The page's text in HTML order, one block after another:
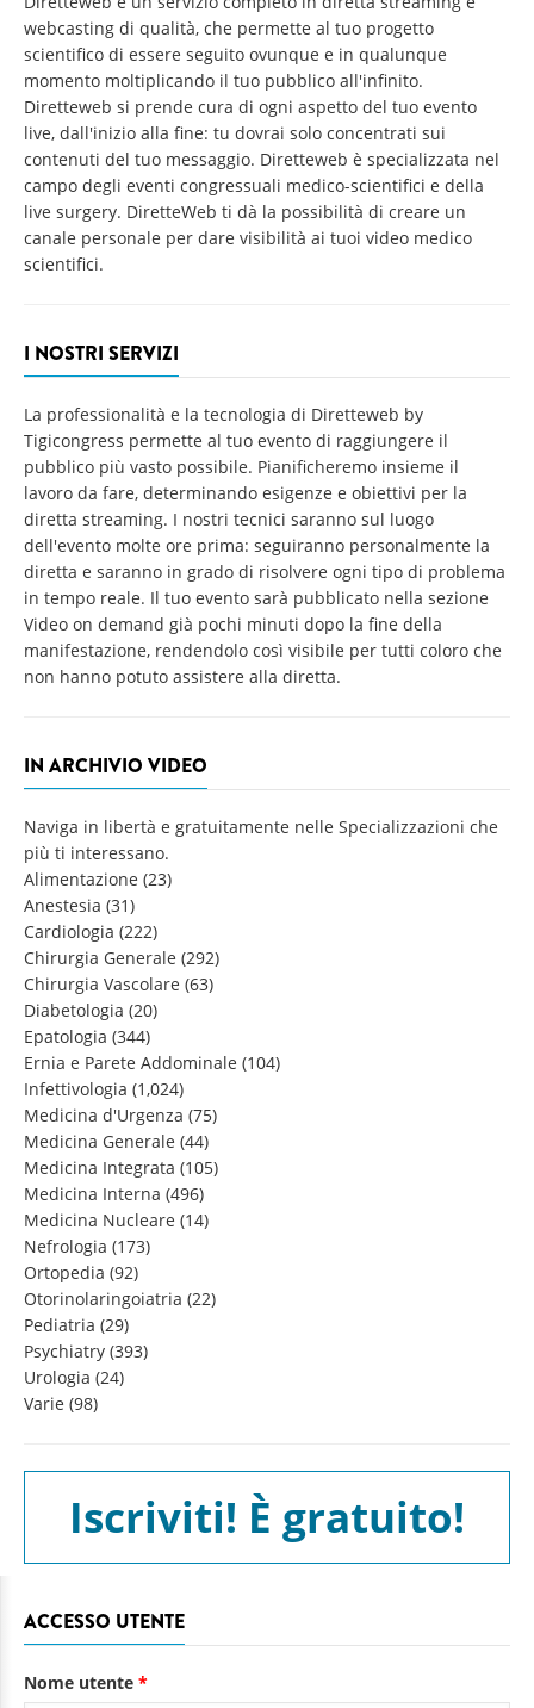
webcasting di qualità, che permette al tuo progetto
scientifico di essere seguito ovunque e in qualunque
momento moltiplicando il tuo pubblico all'infinito.
Diretteweb si prende cura di ogni aspetto del tuo evento
live, dall'inizio alla fine: tu dovrai solo concentrati sui
contenuti del tuo messaggio. Diretteweb è specializzata nel
campo degli eventi congressuali medico-scientifici e della
live surgery. DiretteWeb ti dà la possibilità di creare un
canale personale per dare visibilità ai tuoi video medico
scientifici.
I NOSTRI SERVIZI
La professionalità e la tecnologia di Diretteweb by
Tigicongress permette al tuo evento di raggiungere il
pubblico più vasto possibile. Pianificheremo insieme il
lavoro da fare, determinando esigenze e obiettivi per la
diretta streaming. I nostri tecnici saranno sul luogo
dell'evento molte ore prima: seguiranno personalmente la
diretta e saranno in grado di risolvere ogni tipo di problema
in tempo reale. Il tuo evento sarà pubblicato nella sezione
Video on demand già pochi minuti dopo la fine della
manifestazione, rendendolo così visibile per tutti coloro che
non hanno potuto assistere alla diretta.
IN ARCHIVIO VIDEO
Naviga in libertà e gratuitamente nelle Specializzazioni che
più ti interessano.
Alimentazione (23)
Anestesia (31)
Cardiologia (222)
Chirurgia Generale (292)
Chirurgia Vascolare (63)
Diabetologia (20)
Epatologia (344)
Ernia e Parete Addominale (104)
Infettivologia (1,024)
Medicina d'Urgenza (75)
Medicina Generale (44)
Medicina Integrata (105)
Medicina Interna (496)
Medicina Nucleare (14)
Nefrologia (173)
Ortopedia (92)
Otorinolaringoiatria (22)
Pediatria (29)
Psychiatry (393)
Urologia (24)
Varie (98)
Iscriviti! È gratuito!
ACCESSO UTENTE
Nome utente *